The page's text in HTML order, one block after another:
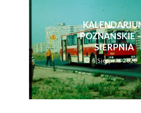
POZNAŃSKIE
SIERPNIA
6 Sierpnia 2026